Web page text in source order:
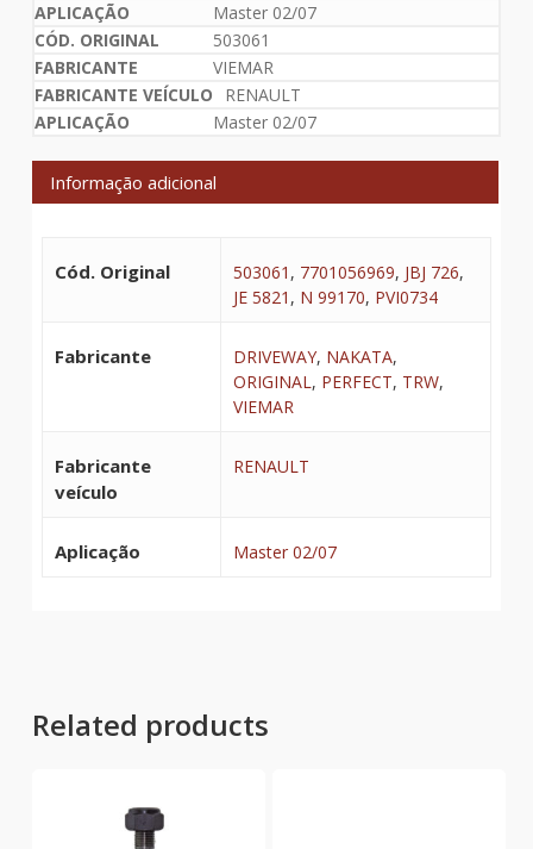
Master 02/07
503061
VIEMAR
RENAULT
Master 02/07
Informação adicional
Cód. Original 503061 , 7701056969, JBJ 726,
JE 5821 , N 99170, PVI0734
Fabricante DRIVEWAY, NAKATA,
ORIGINAL, PERFECT, TRW,
VIEMAR
Fabricante
veículo
RENAULT
Aplicação Master 02/07
Related products